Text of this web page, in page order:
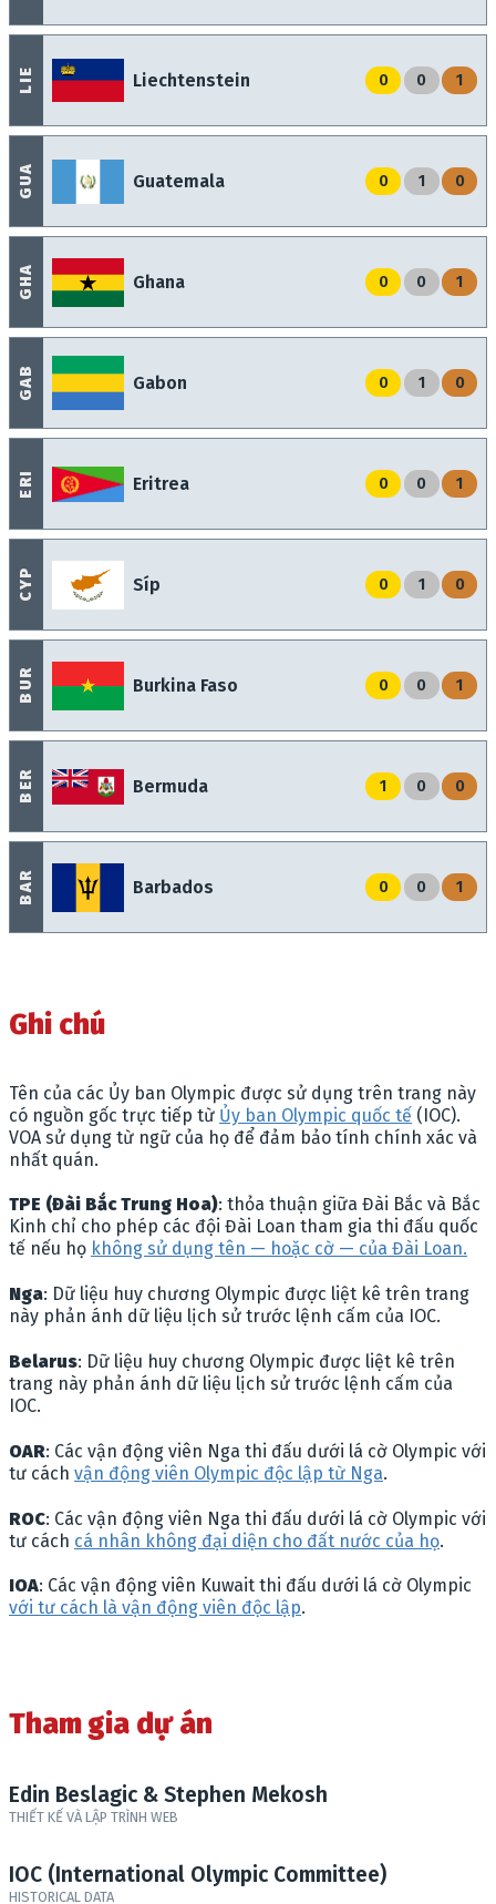
BAR Barbados 0 0 1
BER Bermuda 1 0 0
BUR Burkina Faso 0 0 1
CYP Síp 0 1 0
ERI Eritrea 0 0 1
GAB Gabon 0 1 0
GHA Ghana 0 0 1
GUA Guatemala 0 1 0
LIE Liechtenstein 0 0 1
Ghi chú
Tên của các Ủy ban Olympic được sử dụng trên trang này
có nguồn gốc trực tiếp từ Ủy ban Olympic quốc tế (IOC).
VOA sử dụng từ ngữ của họ để đảm bảo tính chính xác và
nhất quán.
TPE (Đài Bắc Trung Hoa): thỏa thuận giữa Đài Bắc và Bắc
Kinh chỉ cho phép các đội Đài Loan tham gia thi đấu quốc
tế nếu họ không sử dụng tên — hoặc cờ — của Đài Loan.
Nga: Dữ liệu huy chương Olympic được liệt kê trên trang
này phản ánh dữ liệu lịch sử trước lệnh cấm của IOC.
Belarus: Dữ liệu huy chương Olympic được liệt kê trên
trang này phản ánh dữ liệu lịch sử trước lệnh cấm của
IOC.
OAR: Các vận động viên Nga thi đấu dưới lá cờ Olympic với
tư cách vận động viên Olympic độc lập từ Nga.
ROC: Các vận động viên Nga thi đấu dưới lá cờ Olympic với
tư cách cá nhân không đại diện cho đất nước của họ.
IOA: Các vận động viên Kuwait thi đấu dưới lá cờ Olympic
với tư cách là vận động viên độc lập.
Tham gia dự án
Edin Beslagic & Stephen Mekosh
THIẾT KẾ VÀ LẬP TRÌNH WEB
IOC (International Olympic Committee)
HISTORICAL DATA